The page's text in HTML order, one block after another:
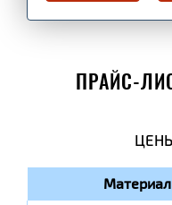
ПРАЙС-
Материал